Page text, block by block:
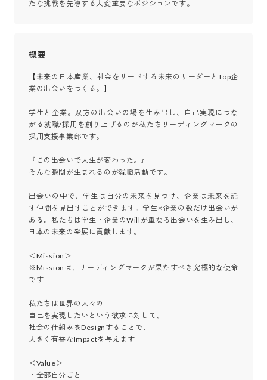
たな挑戦を先導する大変重要なポジションです。
概要
【未来の日本産業、社会をリードする未来のリーダーとTop企
業の出会いをつくる。】
学生と企業。双方の出会いの場を生み出し、自己実現につな
がる就職/採用を創り上げるのが私たちリーディングマークの
採用支援事業部です。
『この出会いで人生が変わった。』
そんな瞬間が生まれるのが就職活動です。
出会いの中で、学生は自分の未来を見つけ、企業は未来を託
す仲間を見出すことができます。学生×企業の数だけ出会いが
ある。私たちは学生・企業のWillが重なる出会いを生み出し、
日本の未来の発展に貢献します。
＜Mission＞
※Missionは、リーディングマークが果たすべき究極的な使命
です
私たちは世界の人々の
自己を実現したいという欲求に対して、
社会の仕組みをDesignすることで、
大きく有益なImpactを与えます
＜Value＞
・全部自分ごと